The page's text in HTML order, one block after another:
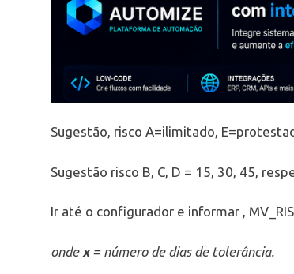
Sugestão, risco A=ilimitado,
Sugestão risco B, C, D = 15, 30, 45,
Ir até o configurador e informar ,
onde x= número de dias de tolerância.